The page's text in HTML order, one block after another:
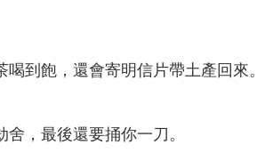
到飽，還會寄明信片帶土產回來。
，最後還要捅你一刀。